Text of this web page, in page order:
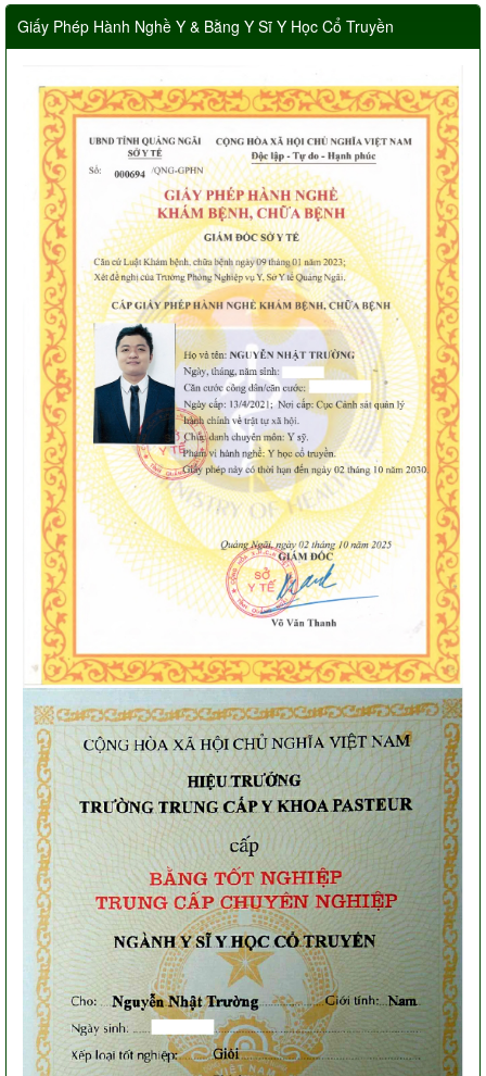
Giấy Phép Hành Nghề Y & Bằng Y Sĩ Y Học Cổ Truyền